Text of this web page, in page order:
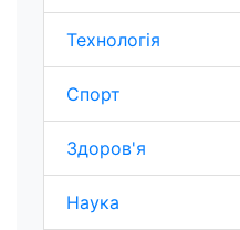
Технологія
Спорт
Здоров'я
Наука